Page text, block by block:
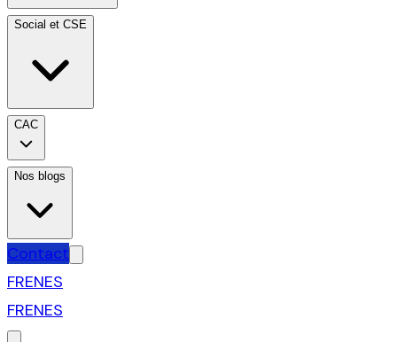
Social et CSE
CAC
Nos blogs
Contact
FRENES
FRENES